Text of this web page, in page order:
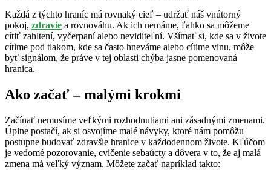
Každá z týchto hraníc má rovnaký cieľ – udržať náš vnútorný
pokoj, zdravie a rovnováhu. Ak ich nemáme, ľahko sa môžeme
cítiť zahltení, vyčerpaní alebo neviditeľní. Všímať si, kde sa v živote
cítime pod tlakom, kde sa často hneváme alebo cítime vinu, môže
byť signálom, že práve v tej oblasti chýba jasne pomenovaná
hranica.
Ako začať – malými krokmi
Začínať nemusíme veľkými rozhodnutiami ani zásadnými zmenami.
Úplne postačí, ak si osvojíme malé návyky, ktoré nám pomôžu
postupne budovať zdravšie hranice v každodennom živote. Kľúčom
je vedomé pozorovanie, cvičenie sebaúcty a dôvera v to, že aj malá
zmena má veľký význam. Môžete začať napríklad takto: